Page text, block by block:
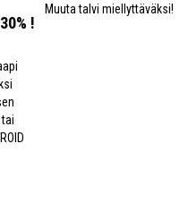
!
Muuta talvi miellyttäväksi!